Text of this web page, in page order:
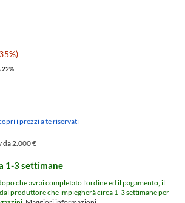
i prezzi a te riservati
da 2.000 €
1-3 settimane
che avrai completato l'ordine ed il pagamento, il
produttore che impiegherà circa 1-3 settimane per